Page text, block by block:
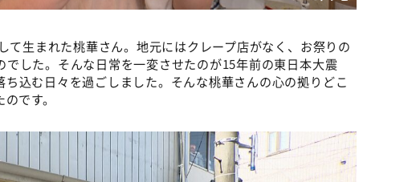
て生まれた桃華さん。地元にはクレープ店がなく、お祭りの
でした。そんな日常を一変させたのが15年前の東日本大震
込む日々を過ごしました。そんな桃華さんの心の拠りどこ
です。